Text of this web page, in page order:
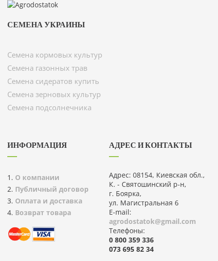
СЕМЕНА УКРАИНЫ
Семена кормовых культур
Семена газонных трав
Семена сидератов купить
Семена зерновых культур
Семена подсолнечника
ИНФОРМАЦИЯ
О компании
Публичный договор
Оплата и доставка
Возврат товара
АДРЕС И КОНТАКТЫ
Адрес: 08154, Киевская обл.,
К. - Святошинский р-н,
г. Боярка,
ул. Магистральная 6
E-mail:
agrodostatok@gmail.com
Телефоны:
0 800 359 336
073 695 82 34